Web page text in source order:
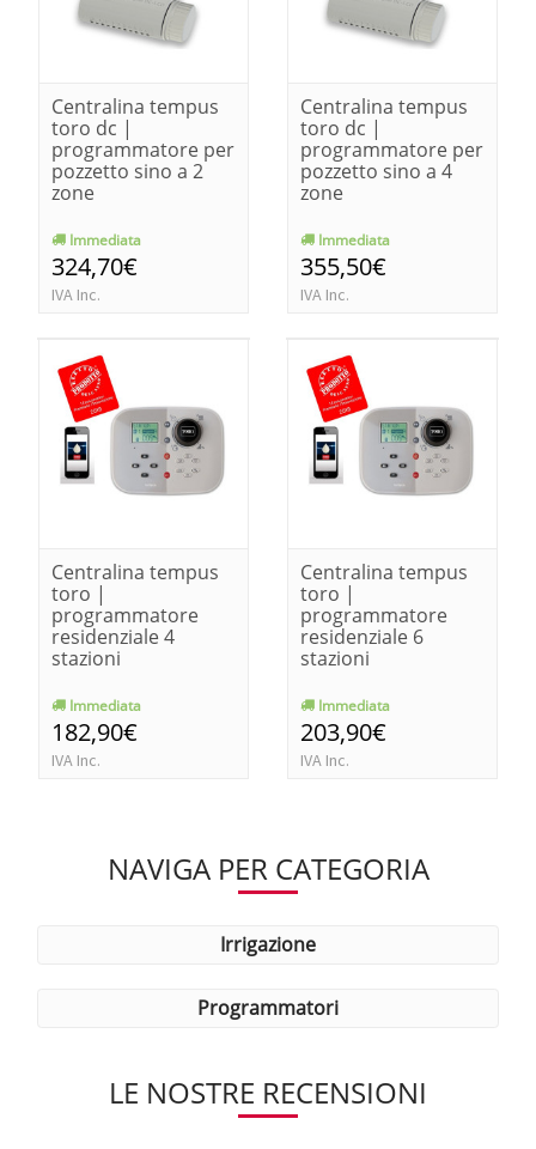
Centralina tempus
toro dc |
programmatore per
pozzetto sino a 2
zone
Immediata
324,70€
IVA Inc.
Centralina tempus
toro dc |
programmatore per
pozzetto sino a 4
zone
Immediata
355,50€
IVA Inc.
Centralina tempus
toro |
programmatore
residenziale 4
stazioni
Immediata
182,90€
IVA Inc.
Centralina tempus
toro |
programmatore
residenziale 6
stazioni
Immediata
203,90€
IVA Inc.
NAVIGA PER CATEGORIA
irrigazione
programmatori
LE NOSTRE RECENSIONI